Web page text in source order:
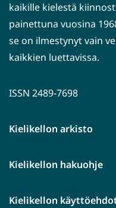
kaikille kielestä
painettuna vuosina
se on ilmestynyt vain
kaikkien luettavissa.
ISSN 2489-7698
Kielikellon arkisto
Kielikellon hakuohje
Kielikellon